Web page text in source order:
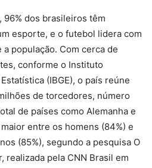
96% dos brasileiros têm
esporte, e o futebol lidera com
população. Com cerca de
conforme o Instituto
(IBGE), o país reúne
de torcedores, número
de países como Alemanha e
entre os homens (84%) e
(85%), segundo a pesquisa O
realizada pela CNN Brasil em